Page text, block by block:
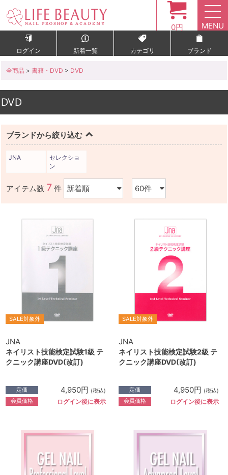
0円 MENU
ログイン 新着一覧 カテゴリ ブランド
全商品 > 書籍・DVD > DVD
DVD
ブランドから絞り込む
JNA
セレクショ
ン
アイテム数 7 件
SALE対象外
JNA
ネイリスト技能検定試験1級 テ
クニック講座DVD(改訂)
定価 4,950円 (税込)
会員価格 ログイン後に表示
SALE対象外
JNA
ネイリスト技能検定試験2級 テ
クニック講座DVD(改訂)
定価 4,950円 (税込)
会員価格 ログイン後に表示